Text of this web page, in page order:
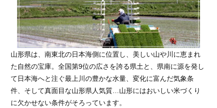
山形県は、南東北の日本海側に位置し、美しい山や川に恵まれ
た自然の宝庫。全国第9位の広さを誇る県土と、県南に源を発し
て日本海へと注ぐ最上川の豊かな水量、変化に富んだ気象条
件、そして真面目な山形県人気質…山形にはおいしい米づくり
に欠かせない条件がそろっています。